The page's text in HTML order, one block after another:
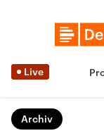
Live
Archiv